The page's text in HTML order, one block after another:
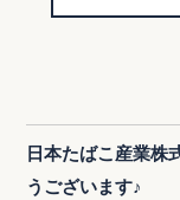
日本たばこ産業
うございます♪